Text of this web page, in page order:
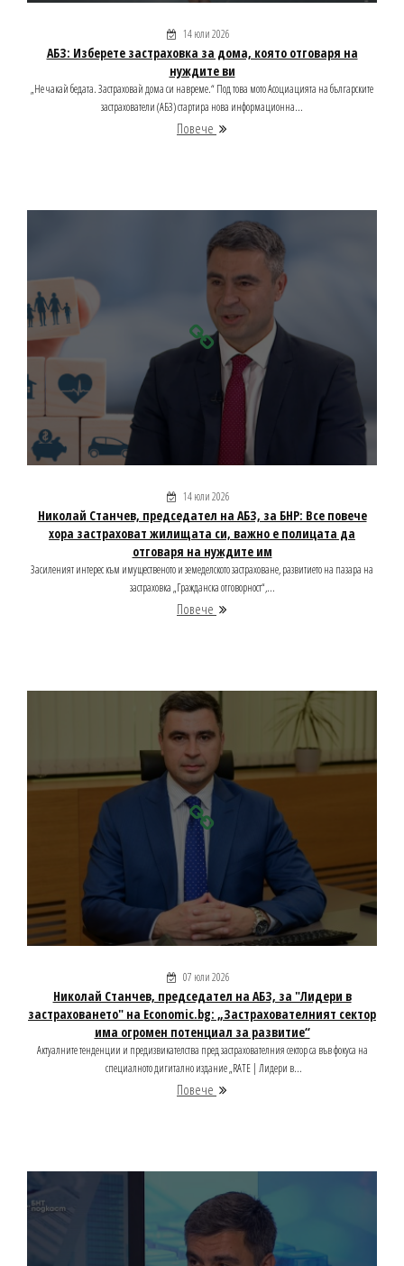
14 юли 2026
АБЗ: Изберете застраховка за дома, която отговаря на
нуждите ви
„Не чакай бедата. Застраховай дома си навреме.“ Под това мото Асоциацията на българските
застрахователи (АБЗ) стартира нова информационна...
Повече
14 юли 2026
Николай Станчев, председател на АБЗ, за БНР: Все повече
хора застраховат жилищата си, важно е полицата да
отговаря на нуждите им
Засиленият интерес към имущественото и земеделското застраховане, развитието на пазара на
застраховка „Гражданска отговорност“,...
Повече
07 юли 2026
Николай Станчев, председател на АБЗ, за "Лидери в
застраховането" на Economic.bg: „Застрахователният сектор
има огромен потенциал за развитие“
Актуалните тенденции и предизвикателства пред застрахователния сектор са във фокуса на
специалното дигитално издание „RATE | Лидери в...
Повече